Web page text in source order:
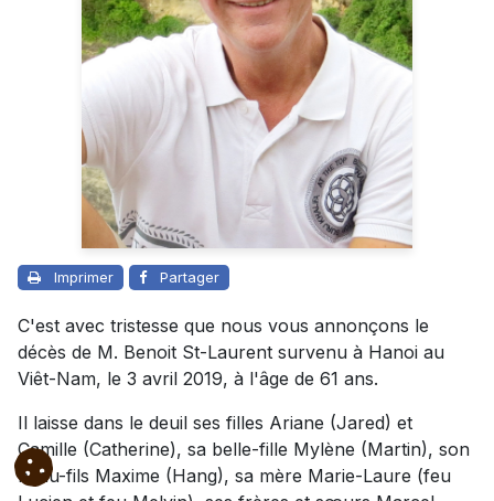
Imprimer Partager
C'est avec tristesse que nous vous annonçons le
décès de M. Benoit St-Laurent survenu à Hanoi au
Viêt-Nam, le 3 avril 2019, à l'âge de 61 ans.
Il laisse dans le deuil ses filles Ariane (Jared) et
Camille (Catherine), sa belle-fille Mylène (Martin), son
beau-fils Maxime (Hang), sa mère Marie-Laure (feu